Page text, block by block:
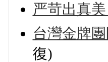
严苛出真
台灣金牌
復)